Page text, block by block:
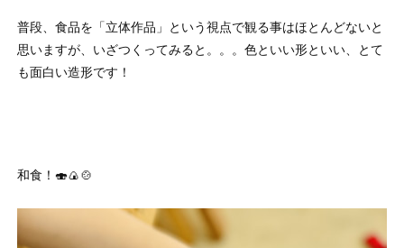
普段、食品を「立体作品」という視点で観る事はほとんどないと
思いますが、いざつくってみると。。。色といい形といい、とて
も面白い造形です！
和食！🍣🍙🍲